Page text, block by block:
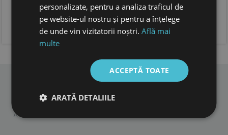
ADAUGA OPINIA TA
CHILDREN
ACCESORIES
personalizate, pentru a analiza traficul de
pe website-ul nostru și pentru a înțelege
de unde vin vizitatorii noștri.Află mai
multe
ACCEPTĂ TOATE
ARATĂ DETALIILE